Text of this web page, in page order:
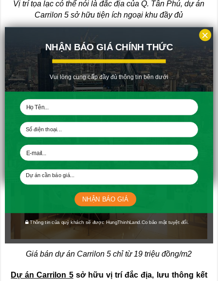
Vị trí tọa lạc có thể nói là đắc địa của Q. Tân Phú, dự án
Carrilon 5 sở hữu tiện ích ngoại khu đầy đủ
hệ thống tiện ích nội khu dự án Carrilon 5
cũng được đầu tư bài bản với: khu mua sắm giải trí, khu
cộng đồng, nhà trẻ, khu thể thao, nhà hàng, P. thể dục, P.
khám đa khoa,… Đặc biệt Carrilon 5 được đầu tư 2 bãi
đỗ xe rộng rãi, thông thoáng dành cho cư dân và khách
đến chơi.
Giá bán dự án Carrilon 5 chỉ từ 19 triệu đồng/m2
Dự án Carrilon 5sở hữu vị trí đắc địa, lưu thông kết
NHẬN BÁO GIÁ CHÍNH THỨC
Vui lòng cung cấp đầy đủ thông tin bên dưới
Thông tin của quý khách sẽ được HungThinhLand.Co bảo mật tuyệt đối.
NHẬN BÁO GIÁ
×